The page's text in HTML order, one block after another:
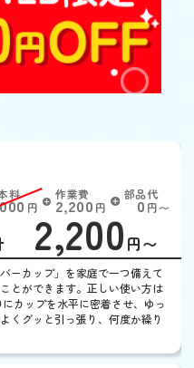
料
円 W
EB
限
定
割
引
作業費
2,200 円
部品代
0円〜
2,200 円〜
ーカップ」を家庭で一つ備えて
とができます。正しい使い方は
カップを水平に密着させ、ゆっ
くグッと引っ張り、何度か繰り